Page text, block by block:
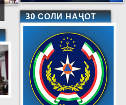
30 СОЛИ НАҶОТ